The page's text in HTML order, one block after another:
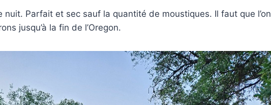
nuit. Parfait et sec sauf la quantité de moustiques. Il faut que l’on
jusqu’à la fin de l’Oregon.